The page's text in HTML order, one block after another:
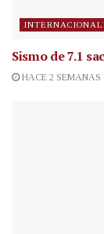
Sismo de 7.1
HACE 2 SEMANAS